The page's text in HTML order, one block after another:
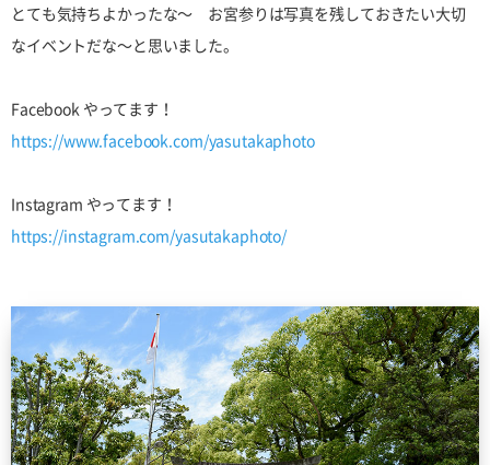
とても気持ちよかったな〜 お宮参りは写真を残しておきたい大切
なイベントだな〜と思いました。
Facebook やってます！
https://www.facebook.com/yasutakaphoto
Instagram やってます！
https://instagram.com/yasutakaphoto/